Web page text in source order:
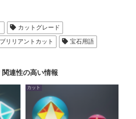
カットグレード
ブリリアントカット 宝石用語
関連性の高い情報
カット